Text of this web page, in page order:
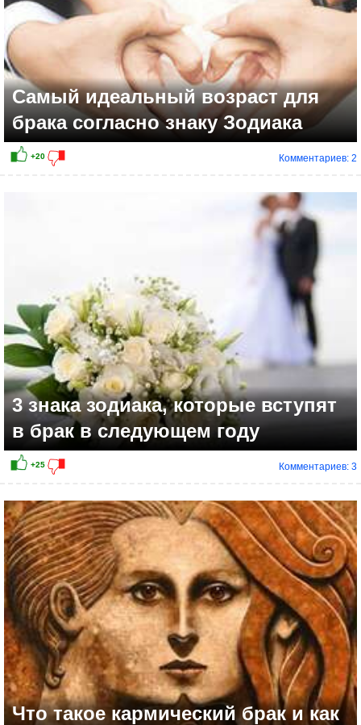
Самый идеальный возраст для
брака согласно знаку Зодиака
Комментариев: 2
3 знака зодиака, которые вступят
в брак в следующем году
Комментариев: 3
Что такое кармический брак и как